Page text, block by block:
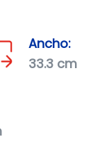
Ancho:
33.3 cm